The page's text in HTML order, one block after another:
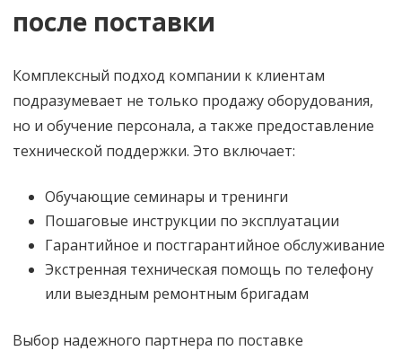
после поставки
Комплексный подход компании к клиентам
подразумевает не только продажу оборудования,
но и обучение персонала, а также предоставление
технической поддержки. Это включает:
Обучающие семинары и тренинги
Пошаговые инструкции по эксплуатации
Гарантийное и постгарантийное обслуживание
Экстренная техническая помощь по телефону
или выездным ремонтным бригадам
Выбор надежного партнера по поставке